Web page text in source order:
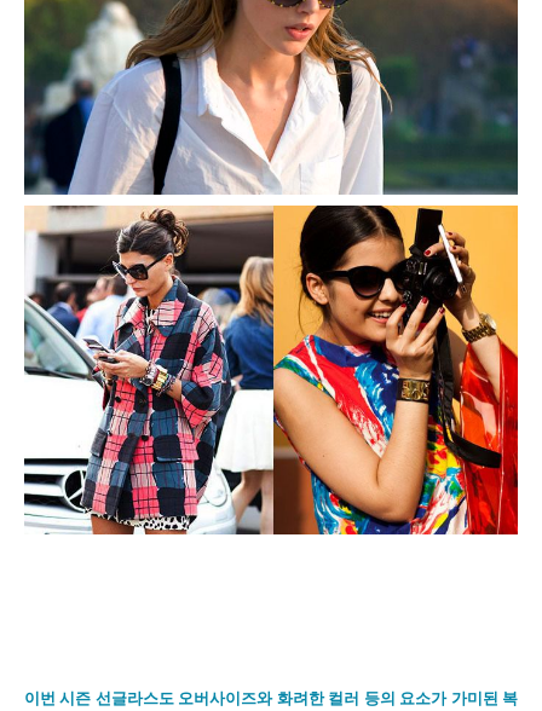
이번 시즌 선글라스도 오버사이즈와 화려한 컬러 등의 요소가 가미된 복